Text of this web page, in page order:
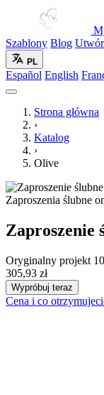
Szablony Blog
PL
Español English
Strona główna
›
Katalog
›
Olive
Zaproszenia ślubne
Zaproszenie
Oryginalny projekt
305,93 zł
Wypróbuj teraz
Cena i co